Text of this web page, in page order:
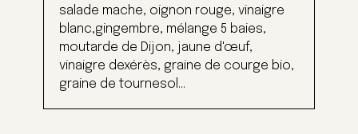
salade mache, oignon rouge, vinaigre
blanc,gingembre, mélange 5 baies,
moutarde de Dijon, jaune d'œuf,
vinaigre dexérès, graine de courge bio,
graine de tournesol...